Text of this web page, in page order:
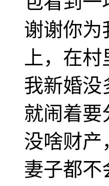
谢谢你为
上，在
我新婚没
就闹着要
没啥财产
妻子都不